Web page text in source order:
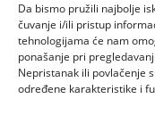
Da bismo pružili najbolje
čuvanje i/ili pristup
tehnologijama će nam
ponašanje pri
Nepristanak ili povlačenje
određene karakteristike i